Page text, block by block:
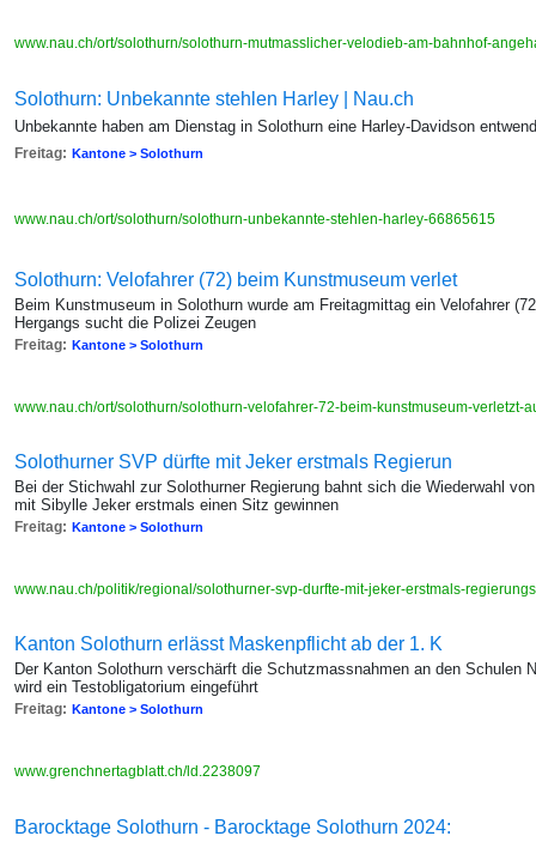
www.nau.ch/ort/solothurn/solothurn-mutmasslicher-velodieb-am-bahnhof-
Solothurn: Unbekannte stehlen Harley | Nau.ch
Unbekannte haben am Dienstag in Solothurn eine Harley-Davidson
Freitag: Kantone > Solothurn
www.nau.ch/ort/solothurn/solothurn-unbekannte-stehlen-harley-66865615
Solothurn: Velofahrer (72) beim Kunstmuseum verlet
Beim Kunstmuseum in Solothurn wurde am Freitagmittag ein Velofahrer
Hergangs sucht die Polizei Zeugen
Freitag: Kantone > Solothurn
www.nau.ch/ort/solothurn/solothurn-velofahrer-72-beim-kunstmuseum-verletzt-
Solothurner SVP dürfte mit Jeker erstmals Regierun
Bei der Stichwahl zur Solothurner Regierung bahnt sich die Wiederwahl
mit Sibylle Jeker erstmals einen Sitz gewinnen
Freitag: Kantone > Solothurn
www.nau.ch/politik/regional/solothurner-svp-durfte-mit-jeker-erstmals-
Kanton Solothurn erlässt Maskenpflicht ab der 1. K
Der Kanton Solothurn verschärft die Schutzmassnahmen an den Schulen
wird ein Testobligatorium eingeführt
Freitag: Kantone > Solothurn
www.grenchnertagblatt.ch/ld.2238097
Barocktage Solothurn - Barocktage Solothurn 2024: